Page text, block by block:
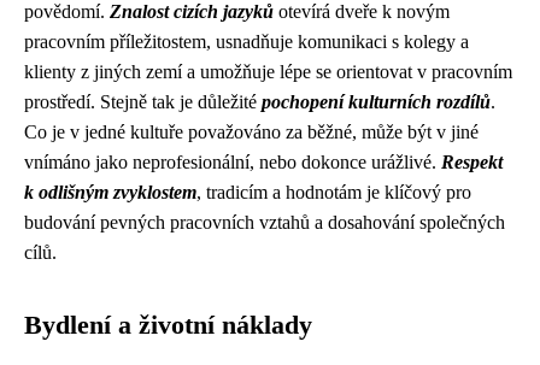
povědomí. Znalost cizích jazyků otevírá dveře k novým
pracovním příležitostem, usnadňuje komunikaci s kolegy a
klienty z jiných zemí a umožňuje lépe se orientovat v pracovním
prostředí. Stejně tak je důležité pochopení kulturních rozdílů.
Co je v jedné kultuře považováno za běžné, může být v jiné
vnímáno jako neprofesionální, nebo dokonce urážlivé. Respekt
k odlišným zvyklostem, tradicím a hodnotám je klíčový pro
budování pevných pracovních vztahů a dosahování společných
cílů.
Bydlení a životní náklady